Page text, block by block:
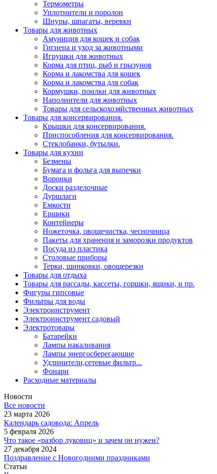
Термометры
Уплотнители и поролон
Шнуры, шпагаты, веревки
Товары для животных
Амуниция для кошек и собак
Гигиена и уход за животными
Игрушки для животных
Корма для птиц, рыб и грызунов
Корма и лакомства для кошек
Корма и лакомства для собак
Кормушки, поилки для животных
Наполнители для животных
Товары для сельскохозяйственных животных
Товары для консервирования.
Крышки для консервирования.
Приспособления для консервирования.
Стеклобанки, бутылки.
Товары для кухни
Безмены
Бумага и фольга для выпечки
Воронки
Доски разделочные
Дуршлаги
Емкости
Ершики
Контейнеры
Ножеточка, овощечистка, чесночница
Пакеты для хранения и заморозки продуктов
Посуда из пластика
Столовые приборы
Терки, шинковки, овощерезки
Товары для отдыха
Товары для рассады, кассеты, горшки, ящики, и пр.
Фигуры гипсовые
Фильтры для воды
Электроинструмент
Электроинструмент садовый
Электротовары
Батарейки
Лампы накаливания
Лампы энергосберегающие
Удлинители,сетевые фильтр...
Фонари
Расходные материалы
Новости
Все новости
23 марта 2026
Календарь садовода: Апрель
5 февраля 2026
Что такое «разбор луковиц» и зачем он нужен?
27 декабря 2024
Поздравление с Новогодними праздниками
Статьи